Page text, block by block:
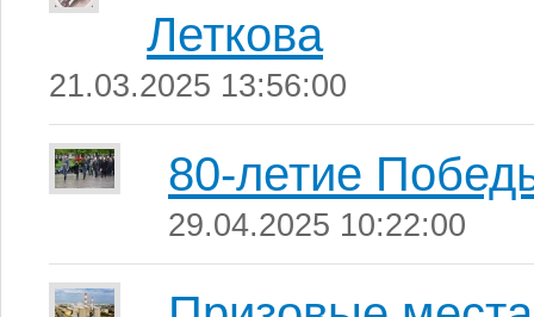
Леткова
21.03.2025 13:56:00
80-летие
29.04.2025 10:22:00